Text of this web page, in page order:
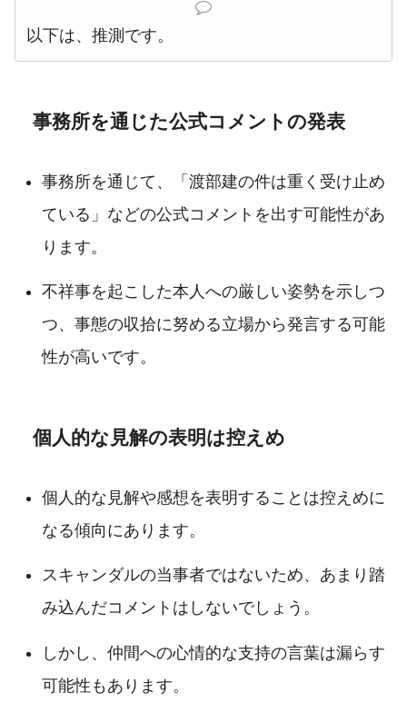
以下は、推測です。
事務所を通じた公式コメントの発表
事務所を通じて、「渡部建の件は重く受け止め
ている」などの公式コメントを出す可能性があ
ります。
不祥事を起こした本人への厳しい姿勢を示しつ
つ、事態の収拾に努める立場から発言する可能
性が高いです。
個人的な見解の表明は控えめ
個人的な見解や感想を表明することは控えめに
なる傾向にあります。
スキャンダルの当事者ではないため、あまり踏
み込んだコメントはしないでしょう。
しかし、仲間への心情的な支持の言葉は漏らす
可能性もあります。